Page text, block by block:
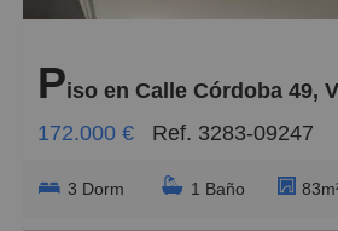
Piso en Calle Córdoba 49,
172.000 €
Ref. 3283-09247
3 Dorm 1 Baño